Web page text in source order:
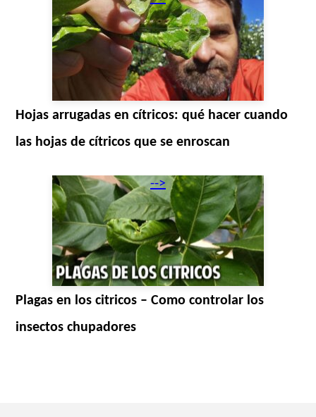
Hojas arrugadas en cítricos: qué hacer cuando
las hojas de cítricos que se enroscan
-->
Plagas en los citricos – Como controlar los
insectos chupadores